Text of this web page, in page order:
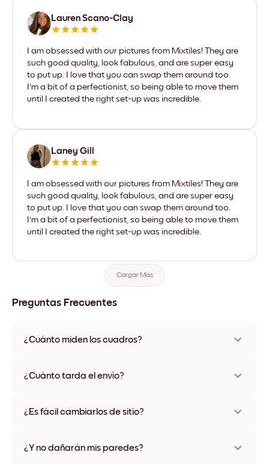
Lauren Scano-Clay
I am obsessed with our pictures from Mixtiles! They are
such good quality, look fabulous, and are super easy
to put up. I love that you can swap them around too.
I'm a bit of a perfectionist, so being able to move them
until I created the right set-up was incredible.
Laney Gill
I am obsessed with our pictures from Mixtiles! They are
such good quality, look fabulous, and are super easy
to put up. I love that you can swap them around too.
I'm a bit of a perfectionist, so being able to move them
until I created the right set-up was incredible.
Cargar Más
Preguntas Frecuentes
¿Cuánto miden los cuadros?
materiales y colores de marco, incluidas opciones sin marco y
¿Cuánto tarda el envío?
disponibles en algunos países. Te enviaremos un número de
¿Es fácil cambiarlos de sitio?
ningún daño
¿Y no dañarán mis paredes?